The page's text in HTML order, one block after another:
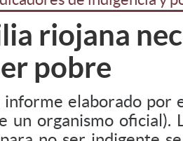
riojana
pobre
elaborado por
un organismo oficial).